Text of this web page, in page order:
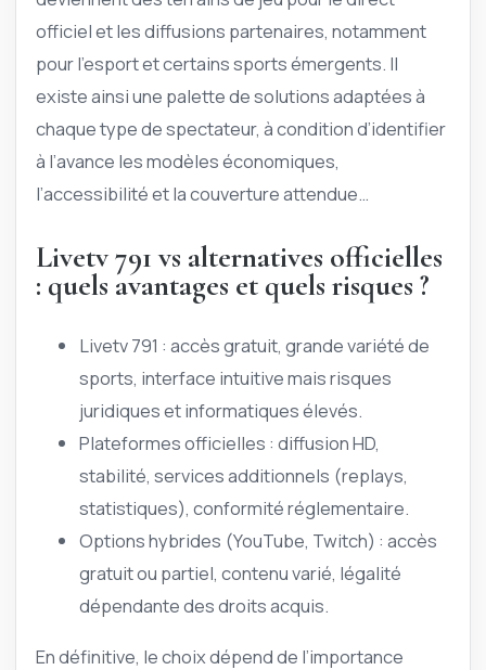
officiel et les diffusions partenaires, notamment
pour l’esport et certains sports émergents. Il
existe ainsi une palette de solutions adaptées à
chaque type de spectateur, à condition d’identifier
à l’avance les modèles économiques,
l’accessibilité et la couverture attendue…
Livetv 791 vs alternatives officielles
: quels avantages et quels risques ?
Livetv 791 : accès gratuit, grande variété de
sports, interface intuitive mais risques
juridiques et informatiques élevés.
Plateformes officielles : diffusion HD,
stabilité, services additionnels (replays,
statistiques), conformité réglementaire.
Options hybrides (YouTube, Twitch) : accès
gratuit ou partiel, contenu varié, légalité
dépendante des droits acquis.
En définitive, le choix dépend de l’importance